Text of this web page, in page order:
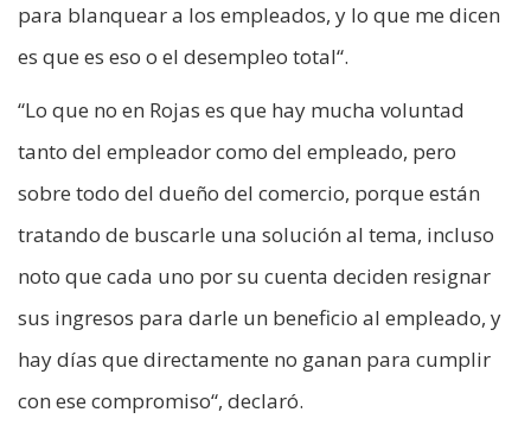
para blanquear a los empleados, y lo que me dicen
es que es eso o el desempleo total“.
“Lo que no en Rojas es que hay mucha voluntad
tanto del empleador como del empleado, pero
sobre todo del dueño del comercio, porque están
tratando de buscarle una solución al tema, incluso
noto que cada uno por su cuenta deciden resignar
sus ingresos para darle un beneficio al empleado, y
hay días que directamente no ganan para cumplir
con ese compromiso“, declaró.